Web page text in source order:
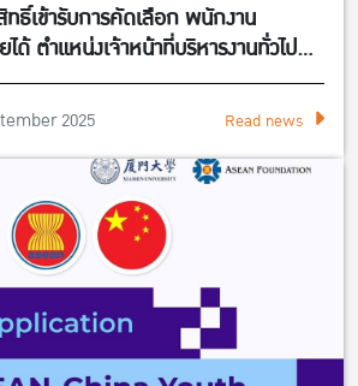
ธิ์เข้ารับการคัดเลือก พนักงาน
ได้ ตำแหน่งเจ้าหน้าที่บริหารงานทั่วไป
ดศูนย์กิจการนานาชาติ คณะ
2025 Read news